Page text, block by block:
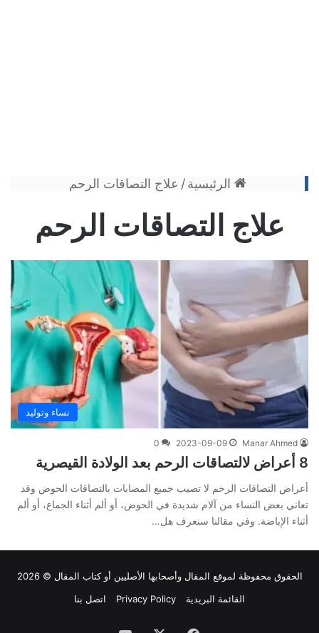
الرئيسية/ علاج التصاقات الرحم
علاج التصاقات الرحم
نساء وتوليد
Manar Ahmed
2023-09-09
0
8 أعراض لالتصاقات الرحم بعد الولادة القيصرية
أعراض التصاقات الرحم لا تصيب جميع المصابات بالتصاقات الحوض وقد
تعاني بعض النساء من آلام شديدة في الحوض، أو ألم أثناء الجماع، أو ألم
أثناء الإباضة. وفي مقالنا سنعرف هل…
الحقوق محفوظة لموقع المقال وأصحابها الأصليين أو كتاب المقال © 2026
القائمة البريدية
Privacy Policy اتصل بنا